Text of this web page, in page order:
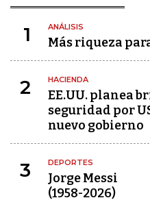
1 ANÁLISIS
Más riqueza
2 HACIENDA
EE.UU. planea
seguridad por
nuevo gobierno
3 DEPORTES
Jorge Messi
(1958-2026)